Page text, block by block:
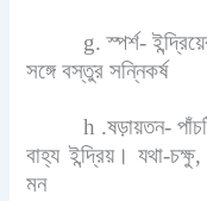
g. স্পর্শ-
সঙ্গে বস্তুর সন্নিকর্ষ
h .ষড়ায়তন-
বাহ্য ইন্দ্রিয়। যথা-
মন